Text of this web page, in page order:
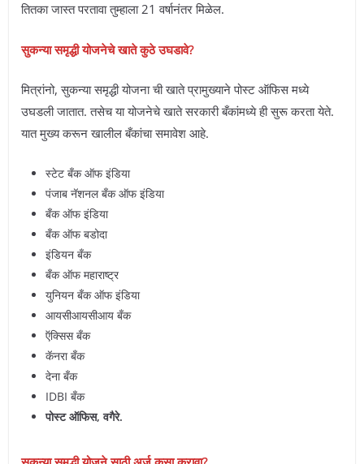
तितका जास्त परतावा तुम्हाला 21 वर्षानंतर मिळेल.
सुकन्या समृद्धी योजनेचे खाते कुठे उघडावे?
मित्रांनो, सुकन्या समृद्धी योजना ची खाते प्रामुख्याने पोस्ट ऑफिस मध्ये
उघडली जातात. तसेच या योजनेचे खाते सरकारी बँकांमध्ये ही सुरू करता येते.
यात मुख्य करून खालील बँकांचा समावेश आहे.
स्टेट बँक ऑफ इंडिया
पंजाब नॅशनल बँक ऑफ इंडिया
बँक ऑफ इंडिया
बँक ऑफ बडोदा
इंडियन बँक
बँक ऑफ महाराष्ट्र
युनियन बँक ऑफ इंडिया
आयसीआयसीआय बँक
ऍक्सिस बँक
कॅनरा बँक
देना बँक
IDBI बँक
पोस्ट ऑफिस, वगैरे.